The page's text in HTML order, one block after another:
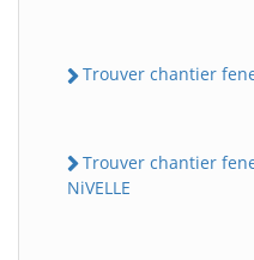
Trouver chantier
Trouver chantier
NiVELLE